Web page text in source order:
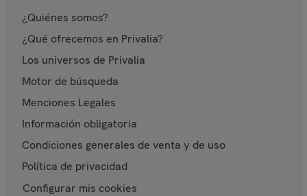
¿Quiénes somos?
¿Qué ofrecemos en Privalia?
Los universos de Privalia
Motor de búsqueda
Menciones Legales
Información obligatoria
Condiciones generales de venta y de uso
Política de privacidad
Configurar mis cookies